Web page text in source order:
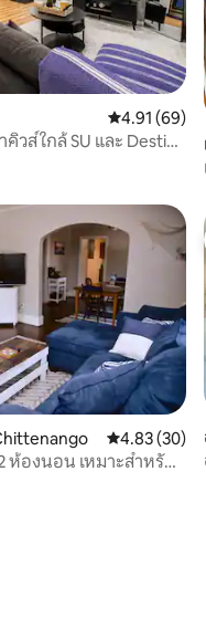
คะแนนเฉลี่ย
4.91 (69)
ส์ ใกล้ SU และ Destiny
คะแนนเฉลี่ย
4.83 (30)
ห้องนอน เหมาะสำหรับ